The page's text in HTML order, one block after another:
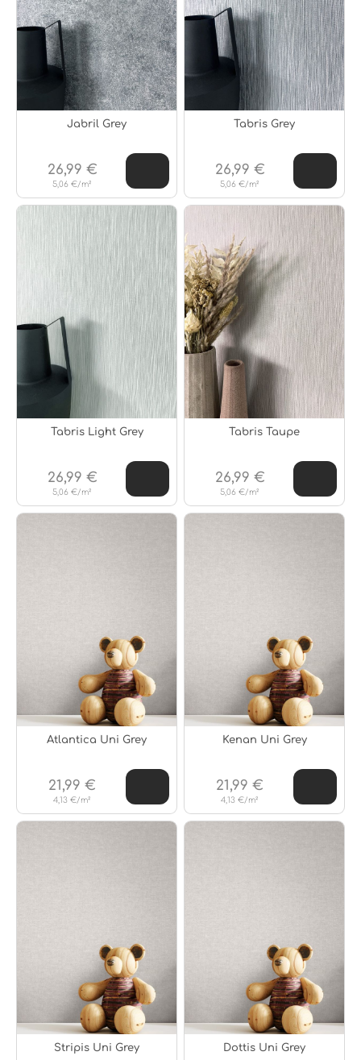
Jabril Grey
5,06 €/m²
26,99 €
Tabris Grey
5,06 €/m²
26,99 €
Tabris Light Grey
5,06 €/m²
26,99 €
Tabris Taupe
5,06 €/m²
26,99 €
Atlantica Uni Grey
4,13 €/m²
21,99 €
Kenan Uni Grey
4,13 €/m²
21,99 €
Stripis Uni Grey Dottis Uni Grey